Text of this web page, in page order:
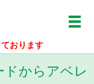
おります
メ
ドからアベレ